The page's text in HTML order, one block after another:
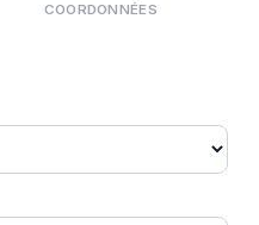
COORDONNÉES